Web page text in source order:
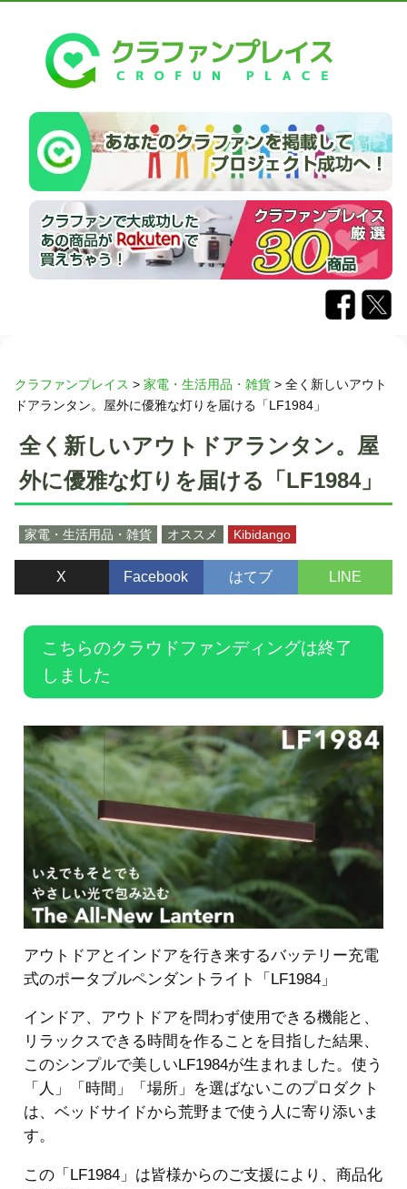
クラファンプレイス > 家電・生活用品・雑貨 > 全く新しいアウト
ドアランタン。屋外に優雅な灯りを届ける「LF1984」
全く新しいアウトドアランタン。屋
外に優雅な灯りを届ける「LF1984」
家電・生活用品・雑貨 オススメ Kibidango
X Facebook はてブ LINE
こちらのクラウドファンディングは終了
しました
アウトドアとインドアを行き来するバッテリー充電
式のポータブルペンダントライト「LF1984」
インドア、アウトドアを問わず使用できる機能と、
リラックスできる時間を作ることを目指した結果、
このシンプルで美しいLF1984が生まれました。使う
「人」「時間」「場所」を選ばないこのプロダクト
は、ベッドサイドから荒野まで使う人に寄り添いま
す。
この「LF1984」は皆様からのご支援により、商品化